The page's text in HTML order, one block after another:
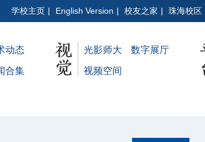
学校主页 | English Version | 校友之家 | 珠海校区
动态
合集
光影师大 数字展厅
视频空间